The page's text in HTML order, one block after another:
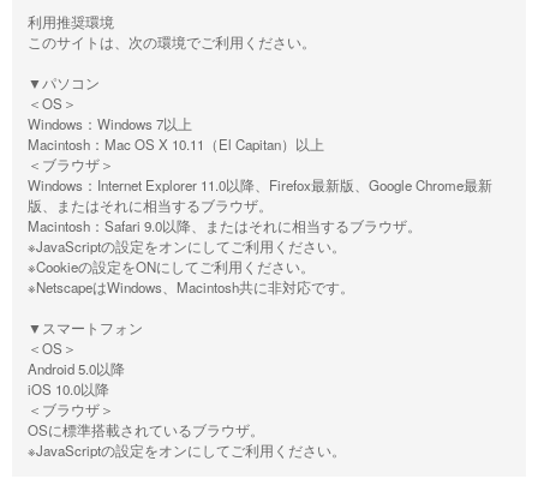
利用推奨環境
このサイトは、次の環境でご利用ください。
▼パソコン
＜OS＞
Windows：Windows 7以上
Macintosh：Mac OS X 10.11（El Capitan）以上
＜ブラウザ＞
Windows：Internet Explorer 11.0以降、Firefox最新版、Google Chrome最新
版、またはそれに相当するブラウザ。
Macintosh：Safari 9.0以降、またはそれに相当するブラウザ。
※JavaScriptの設定をオンにしてご利用ください。
※Cookieの設定をONにしてご利用ください。
※NetscapeはWindows、Macintosh共に非対応です。
▼スマートフォン
＜OS＞
Android 5.0以降
iOS 10.0以降
＜ブラウザ＞
OSに標準搭載されているブラウザ。
※JavaScriptの設定をオンにしてご利用ください。